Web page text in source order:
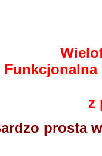
Funkcjonalna
z
prosta